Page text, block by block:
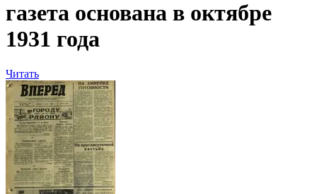
газета основана в октябре
1931 года
Читать